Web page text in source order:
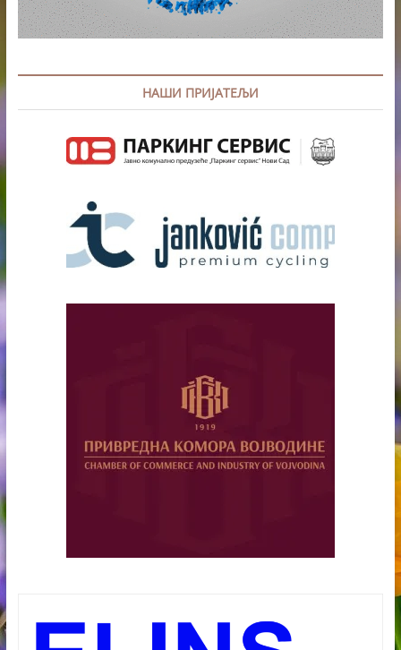
НАШИ ПРИЈАТЕЉИ